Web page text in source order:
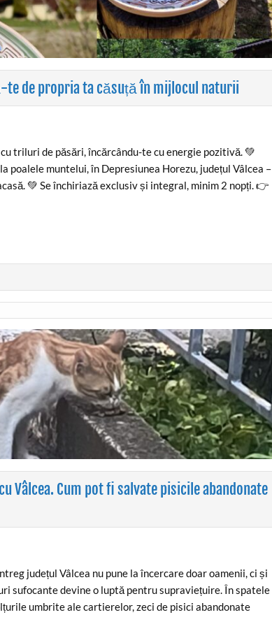
te de propria ta căsuță în mijlocul naturii
triluri de păsări, încărcându-te cu energie pozitivă. 💚
poalele muntelui, în Depresiunea Horezu, județul Vâlcea –
💚 Se închiriază exclusiv și integral, minim 2 nopți. 👉
Vâlcea. Cum pot fi salvate pisicile abandonate
județul Vâlcea nu pune la încercare doar oamenii, ci și
sufocante devine o luptă pentru supraviețuire. În spatele
umbrite ale cartierelor, zeci de pisici abandonate